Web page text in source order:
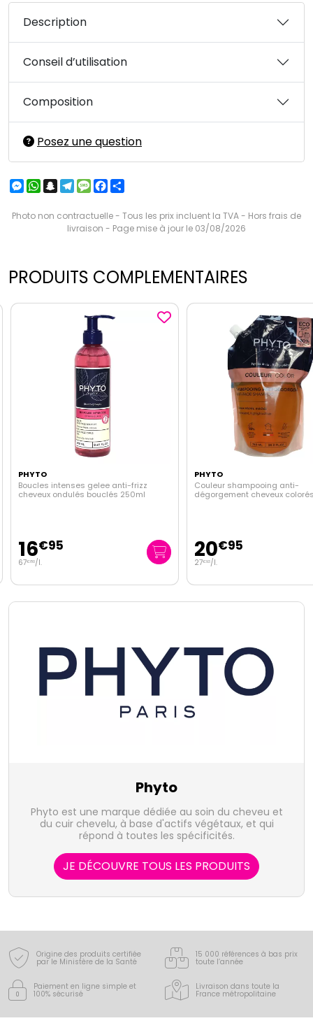
Description
Conseil d’utilisation
Composition
Posez une question
Messenger
WhatsApp
Snapchat
Telegram
MessageFacebook
Photo non contractuelle - Tous les prix incluent la TVA - Hors frais de
livraison - Page mise à jour le 03/08/2026
PRODUITS COMPLEMENTAIRES
PHYTO
Boucles intenses gelee anti-frizz
cheveux ondulés bouclés 250ml
16€95
67€80/l.
PHYTO
Couleur shampooing anti-
dégorgement cheveux
20€95
27€93/l.
Phyto
Phyto est une marque dédiée au soin du cheveu et
du cuir chevelu, à base d'actifs végétaux, et qui
répond à toutes les spécificités.
JE DÉCOUVRE TOUS LES PRODUITS
Origine des produits certifiée
par le Ministère de la Santé
15 000 références à bas prix
toute l’année
Paiement en ligne simple et
100% sécurisé
Livraison dans toute la
France métropolitaine